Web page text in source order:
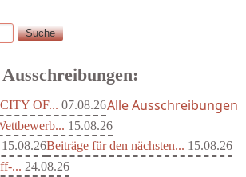
OF... 07.08.26
15.08.26
15.08.26Beiträge für den nächsten... 15.08.26
... 24.08.26
Alle Ausschreibungen